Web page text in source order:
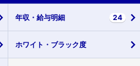
年収・ 給与明細 24
ホワイト・ ブラック度